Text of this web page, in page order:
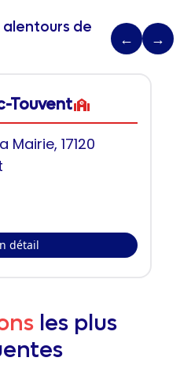
alentours de
← →
Touvent
Mairie, 17120
détail
les plus